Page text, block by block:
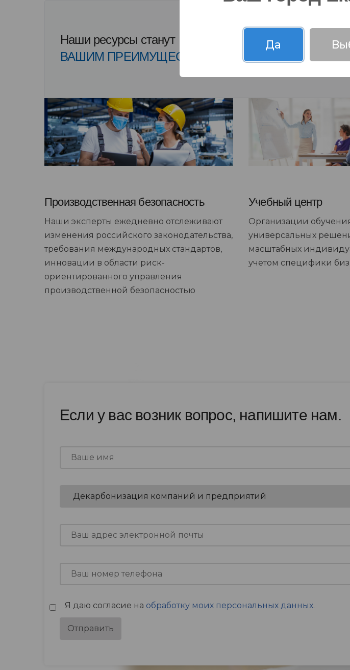
Наши ресурсы станут
ВАШИМ ПРЕИМУЩЕСТВОМ
Производственная безопасность
Наши эксперты ежедневно отслеживают
изменения российского законодательства,
требования международных стандартов,
инновации в области риск-
ориентированного управления
производственной безопасностью
Учебный центр
Организации
универсальных
масштабных
учетом специфики
Если у вас возник вопрос, напишите нам.
Я даю согласие на обработку моих персональных данных.
Отправить
Да